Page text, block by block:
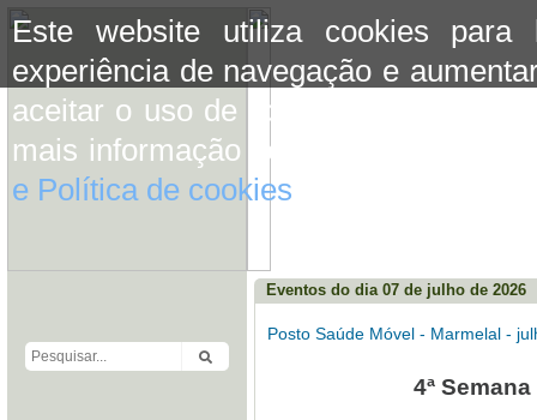
Este website utiliza cookies para
experiência de navegação e
aceitar o uso de cookies basta
mais informação consulte a
e Política de cookies
Eventos do dia 07 de julho de 2026
Posto Saúde Móvel - Marmelal -
4ª